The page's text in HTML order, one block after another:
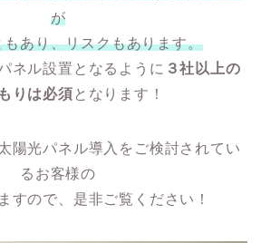
が
もあり、リスクもあります。
ネル設置となるように ３社以上の
りは必須 となります！
陽光パネル導入をご検討されてい
るお客様の
すので、是非ご覧ください！